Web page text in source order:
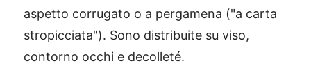
aspetto corrugato o a pergamena ("a carta
stropicciata"). Sono distribuite su viso,
contorno occhi e decolleté.